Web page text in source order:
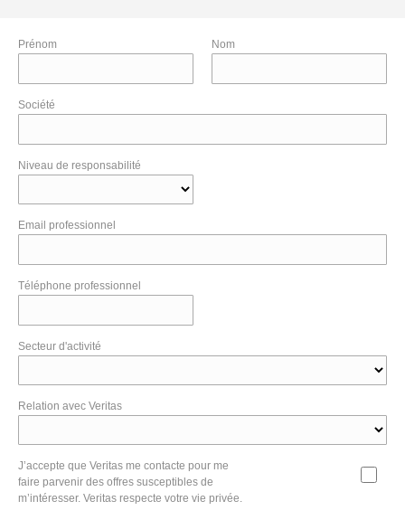
Prénom Nom
Société
Niveau de responsabilité
Email professionnel
Téléphone professionnel
Secteur d'activité
Relation avec Veritas
J’accepte que Veritas me contacte pour me
faire parvenir des offres susceptibles de
m’intéresser. Veritas respecte votre vie privée.